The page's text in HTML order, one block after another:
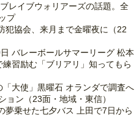
レイブウォリアーズの話題。全
プ
犯協会、来月まで金曜夜に（22
バレーボールサマーリーグ 松本
習励む「ブリアリ」知ってもら
大使」黒曜石 オランダで調査へ
ョン（23面・地域・東信）
夢乗せた七夕バス 上田で7日から